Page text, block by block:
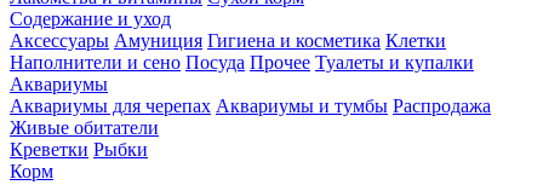
Содержание и уход
Аксессуары Амуниция Гигиена и косметика Клетки
Наполнители и сено Посуда Прочее Туалеты и купалки
Аквариумы
Аквариумы для черепах Аквариумы и тумбы Распродажа
Живые обитатели
Креветки Рыбки
Корм